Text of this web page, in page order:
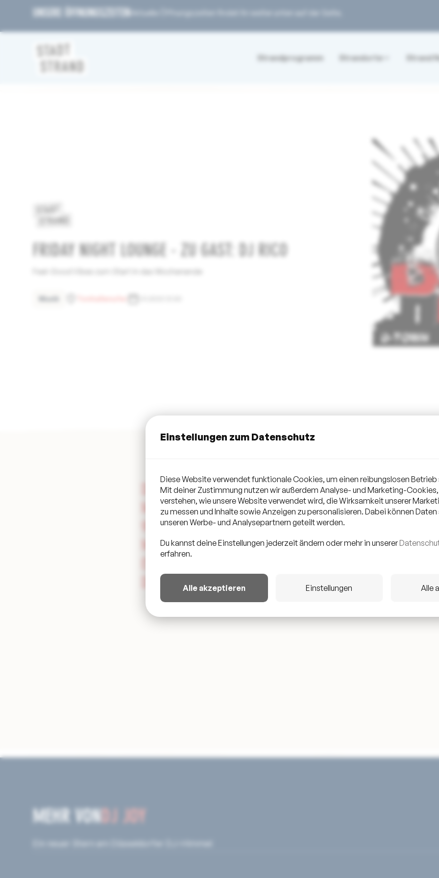
UNSERE ÖFFNUNGSZEITEN
Strandprogramm Strandorte Strand
FRIDAY NIGHT LOUNGE - ZU GAST: DJ RICO
Musik
DJ RICO IST DER GROSSMEISTER DER FEEL-GOOD-MUSIK.
ARKENZEICHEN SIND OLDSCHOOL HIPHOP & RNB AUS
0ERN UND FRÜHEN 2000ERN. DIE LEIDENSCHAFT MIT DER
USIK LEBT UND LIEBT SIEHT MAN IHM ZU JEDER
AS TANZBEIN MUSS EINFACH GESCHWUNGEN WERDEN!
MEHR VONDJ JOY
Einstellungen zum Datenschutz
Diese Website verwendet funktionale Cookies, um einen reibungslosen
Mit deiner Zustimmung nutzen wir außerdem Analyse- und Marketing-Cookies,
verstehen, wie unsere Website verwendet wird, die Wirksamkeit unserer
zu messen und Inhalte sowie Anzeigen zu personalisieren. Dabei können
unseren Werbe- und Analysepartnern geteilt werden.
Du kannst deine Einstellungen jederzeit ändern oder mehr in unserer
erfahren.
Alle akzeptieren Einstellungen Alle